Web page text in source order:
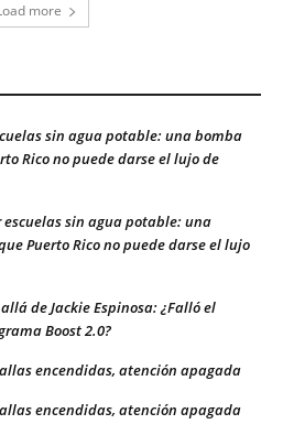
more
sin agua potable: una bomba
Rico no puede darse el lujo de
escuelas sin agua potable: una
Puerto Rico no puede darse el lujo
de Jackie Espinosa: ¿Falló el
Boost 2.0?
encendidas, atención apagada
encendidas, atención apagada